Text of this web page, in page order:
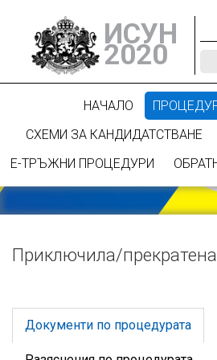
ИСУН
2020
НАЧАЛО
СХЕМИ ЗА КАНДИДАТСТВАНЕ
Е-ТРЪЖНИ ПРОЦЕДУРИ
Приключилa/
Документи по процедурата